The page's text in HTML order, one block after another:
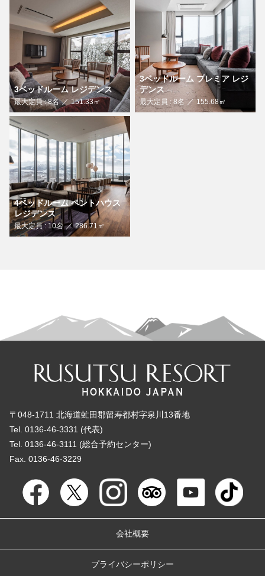
3ベッドルーム レジデンス
最大定員 : 8名 151.33㎡
3ベッドルーム プレミア レジ
デンス
最大定員 : 8名 155.68㎡
4ベッドルーム ペントハウス
レジデンス
最大定員 : 10名 286.71㎡
〒048-1711 北海道虻田郡留寿都村字泉川13番地
Tel. 0136-46-3331 (代表)
Tel. 0136-46-3111 (総合予約センター)
Fax. 0136-46-3229
会社概要
プライバシーポリシー